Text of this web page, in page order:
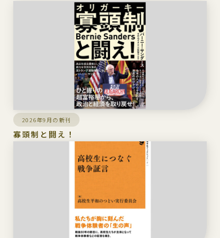
2026年9月の新刊
寡頭制と闘え！